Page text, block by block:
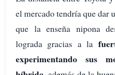
el mercado tendría que dar
que la enseña nipona
lograda gracias a la
experimentando sus